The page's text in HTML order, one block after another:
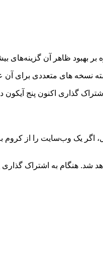
های متعددی برای آن
گذاری ایجاد کند. برگه اشتراک
هنگام به اشتراک گذاری